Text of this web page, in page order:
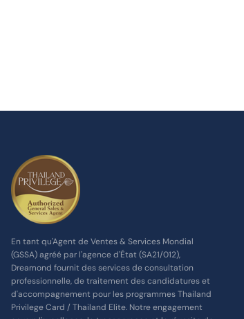
En tant qu'Agent de Ventes & Services Mondial
(GSSA) agréé par l'agence d'État (SA21/012),
Dreamond fournit des services de consultation
professionnelle, de traitement des candidatures et
d'accompagnement pour les programmes Thailand
Privilege Card / Thailand Elite. Notre engagement